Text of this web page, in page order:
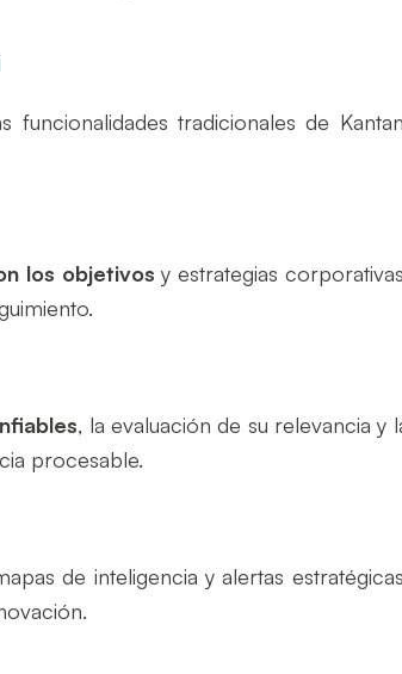
funcionalidades tradicionales de
los objetivos y estrategias
, la evaluación de su relevancia y
procesable.
de inteligencia y alertas